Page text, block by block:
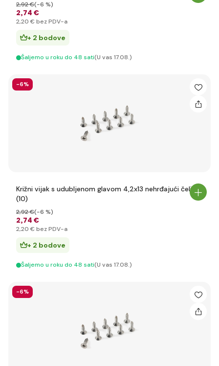
2,74 €
2,92 €(-6 %)
2,20 € bez PDV-a
+ 2 bodove
Šaljemo u roku do 48 sati(U vas 17.08.)
-6%
Križni vijak s udubljenom glavom 4,2x13 nehrđajući čelik
(10)
2,74 €
2,92 €(-6 %)
2,20 € bez PDV-a
+ 2 bodove
Šaljemo u roku do 48 sati(U vas 17.08.)
-6%